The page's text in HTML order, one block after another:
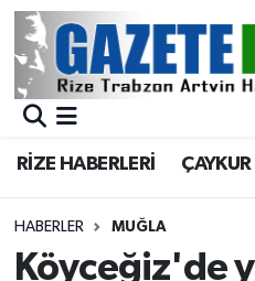
RİZE HABERLERİ
HABERLER MUĞLA
Köyceğiz'de
BÖLGEMİZ
Asayiş
Rize Jandarma
Merkez Nöbetçi
Merkez Trafik
Süper Lig Puan